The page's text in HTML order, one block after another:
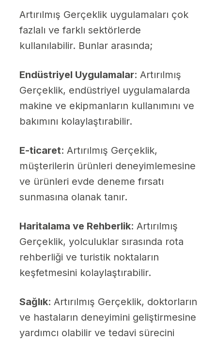
Artırılmış Gerçeklik uygulamaları çok
fazlalı ve farklı sektörlerde
kullanılabilir. Bunlar arasında;
Endüstriyel Uygulamalar: Artırılmış
Gerçeklik, endüstriyel uygulamalarda
makine ve ekipmanların kullanımını ve
bakımını kolaylaştırabilir.
E-ticaret: Artırılmış Gerçeklik,
müşterilerin ürünleri deneyimlemesine
ve ürünleri evde deneme fırsatı
sunmasına olanak tanır.
Haritalama ve Rehberlik: Artırılmış
Gerçeklik, yolculuklar sırasında rota
rehberliği ve turistik noktaların
keşfetmesini kolaylaştırabilir.
Sağlık: Artırılmış Gerçeklik, doktorların
ve hastaların deneyimini geliştirmesine
yardımcı olabilir ve tedavi sürecini